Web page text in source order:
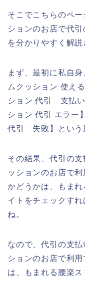
そこでこちらのペ
ションのお店で代
を分かりやすく解説
まず、最初に私自
ムクッション 使え
ション 代引 支払い
ション 代引 エラー
代引 失敗】という
その結果、代引の
ッションのお店で
かどうかは、もま
イトをチェックす
ね。
なので、代引の支
ションのお店で利
は、もまれる腰楽